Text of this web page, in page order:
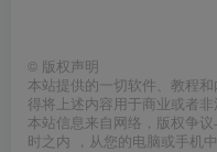
© 版权声明
本站提供的一切软件、教程
得将上述内容用于商业或者
本站信息来自网络，版权争
时之内 ，从您的电脑或手机